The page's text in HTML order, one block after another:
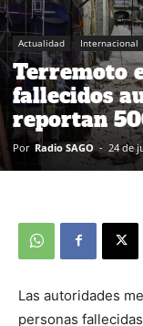
Actualidad Internacional
Terremoto
fallecidos
reportan
Por Radio SAGO - 24 de
Las autoridades
personas